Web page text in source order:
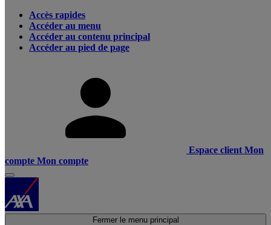
Accès rapides
Accéder au menu
Accéder au contenu principal
Accéder au pied de page
Espace client Mon
compte Mon compte
Fermer le menu principal